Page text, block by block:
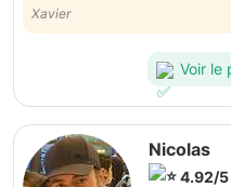
Xavier
Voir le
Nicolas
4.92/5